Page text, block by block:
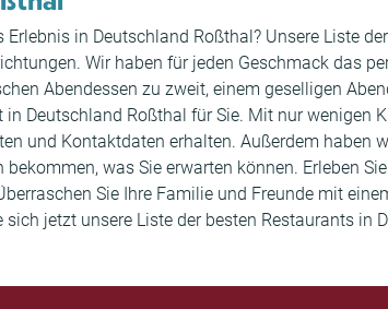
in Deutschland Roßthal? Unsere Liste
Wir haben für jeden Geschmack das
Abendessen zu zweit, einem geselligen
Deutschland Roßthal für Sie. Mit nur wenigen
und Kontaktdaten erhalten. Außerdem haben
was Sie erwarten können. Erleben
Sie Ihre Familie und Freunde mit
jetzt unsere Liste der besten Restaurants in